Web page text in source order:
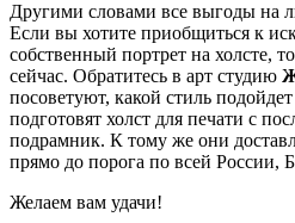
Другими словами все выгоды на
Если вы хотите приобщиться к
собственный портрет на холсте,
сейчас. Обратитесь в арт студию
посоветуют, какой стиль
подготовят холст для печати с
подрамник. К тому же они
прямо до порога по всей России,
Желаем вам удачи!